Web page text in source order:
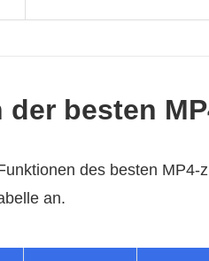
der besten
des besten
an.